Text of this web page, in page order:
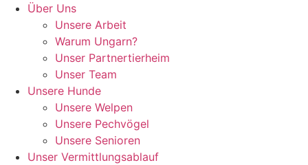
Über Uns
Unsere Arbeit
Warum Ungarn?
Unser Partnertierheim
Unser Team
Unsere Hunde
Unsere Welpen
Unsere Pechvögel
Unsere Senioren
Unser Vermittlungsablauf